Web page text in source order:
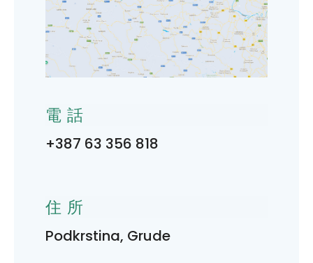
電話
+387 63 356 818
住所
Podkrstina, Grude